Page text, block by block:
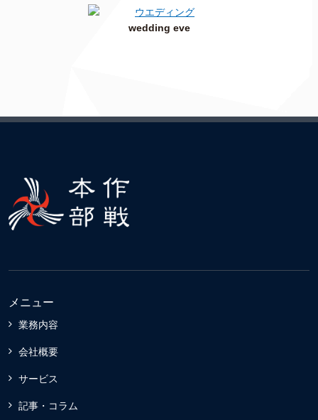
wedding eve
メニュー
業務内容
会社概要
サービス
記事・コラム